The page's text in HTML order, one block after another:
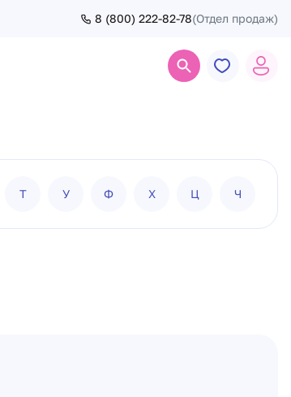
8 (800) 222-82-78(Отдел продаж)
Т У Ф Х Ц Ч